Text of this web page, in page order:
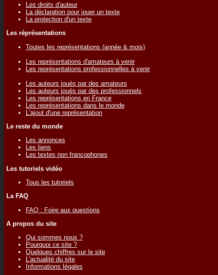
Les droits d'auteur
La déclaration pour jouer un texte
La protection d'un texte
Les réprésentations
Toutes les représentations (année & mois)
Les représentations d'amateurs à venir
Les représentations professionnelles à venir
Les auteurs joués par des amateurs
Les auteurs joués par des professionnels
Les représentations en France
Les représentations dans le monde
L'ajout d'une représentation
Le reste du monde
Les annonces
Les liens
Les textes non francophones
Les tutoriels vidéo
Tous les tutoriels
La FAQ
FAQ : Foire aux questions
A propos du site
Qui sommes nous ?
Pourquoi ce site ?
Quelques chiffres sur le site
L'actualité du site
Informations légales